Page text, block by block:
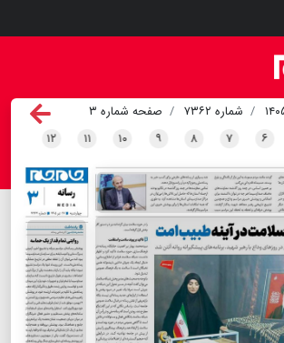
شماره ۷۳۶۲
صفحه شماره ۳
۶ ۷ ۸ ۹ ۱۰ ۱۱ ۱۲